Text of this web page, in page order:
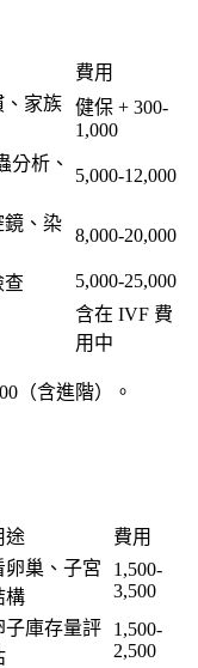
費用
、家族
健保 + 300-
1,000
分析、
5,000-12,000
鏡、染
8,000-20,000
查 5,000-25,000
含在 IVF 費
用中
（含進階）。
途 費用
卵巢、子宮
構
1,500-
3,500
子庫存量評
1,500-
2,500